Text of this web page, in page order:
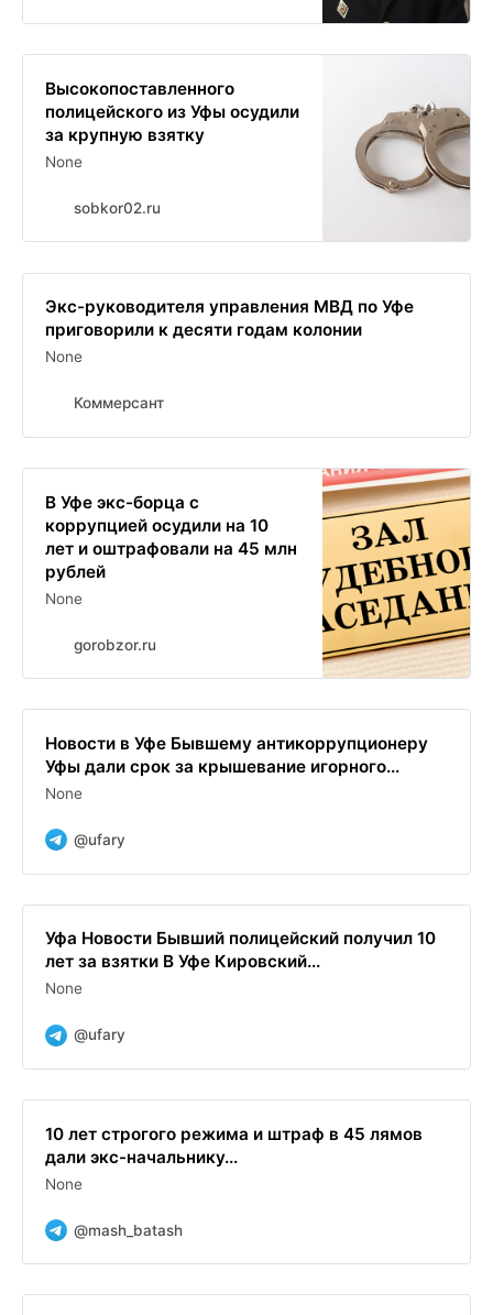
Высокопоставленного
полицейского из Уфы осудили
за крупную взятку
None
sobkor02.ru
Экс-руководителя управления МВД по Уфе
приговорили к десяти годам колонии
None
Коммерсант
В Уфе экс-борца с
коррупцией осудили на 10
лет и оштрафовали на 45 млн
рублей
None
gorobzor.ru
Новости в Уфе Бывшему антикоррупционеру
Уфы дали срок за крышевание игорного...
None
@ufary
Уфа Новости Бывший полицейский получил 10
лет за взятки В Уфе Кировский...
None
@ufary
10 лет строгого режима и штраф в 45 лямов
дали экс-начальнику...
None
@mash_batash